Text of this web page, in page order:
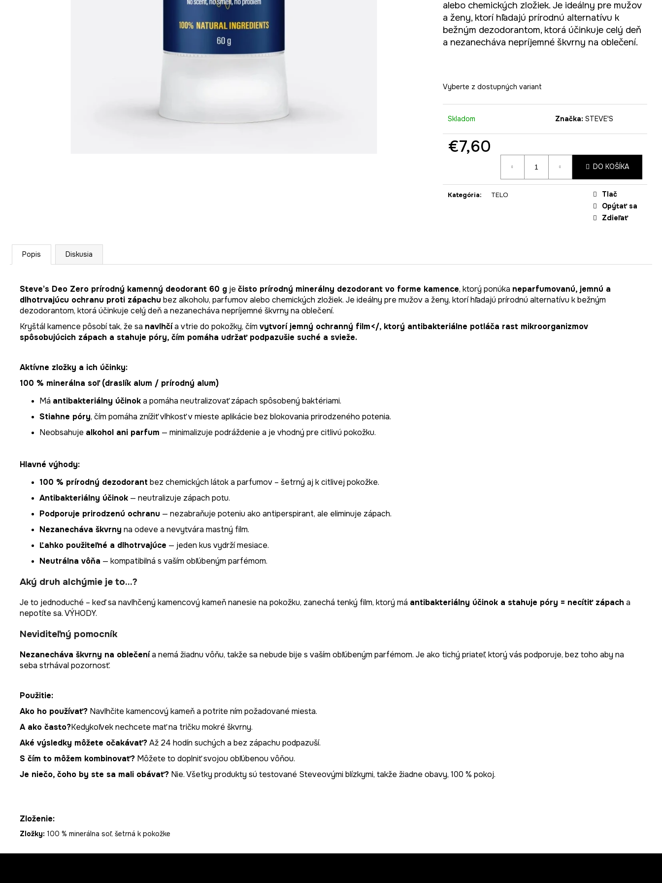
alebo chemických zložiek. Je ideálny pre mužov
a ženy, ktorí hľadajú prírodnú alternatívu k
bežným dezodorantom, ktorá účinkuje celý deň
a nezanecháva nepríjemné škvrny na oblečení.
Vyberte z dostupných variant
Skladom Značka: STEVE'S
€7,60
DO KOŠÍKA
Kategória: TELO
Tlač
Opýtať sa
Zdieľať
Popis Diskusia
Steve’s Deo Zero prírodný kamenný deodorant 60 g je čisto prírodný minerálny dezodorant vo forme kamence, ktorý ponúka neparfumovanú, jemnú a
dlhotrvajúcu ochranu proti zápachu bez alkoholu, parfumov alebo chemických zložiek. Je ideálny pre mužov a ženy, ktorí hľadajú prírodnú alternatívu k bežným
dezodorantom, ktorá účinkuje celý deň a nezanecháva nepríjemné škvrny na oblečení.
Kryštál kamence pôsobí tak, že sa navlhčía vtrie do pokožky, čím vytvorí jemný ochranný film</, ktorý antibakteriálne potláča rast mikroorganizmov
spôsobujúcich zápach a stahuje póry, čím pomáha udržať podpazušie suché a svieže.
Aktívne zložky a ich účinky:
100 % minerálna soľ (draslík alum / prírodný alum)
Má antibakteriálny účinoka pomáha neutralizovať zápach spôsobený baktériami.
Stiahne póry, čím pomáha znížiť vlhkosť v mieste aplikácie bez blokovania prirodzeného potenia.
Neobsahuje alkohol ani parfum — minimalizuje podráždenie a je vhodný pre citlivú pokožku.
Hlavné výhody:
100 % prírodný dezodorant bez chemických látok a parfumov – šetrný aj k citlivej pokožke.
Antibakteriálny účinok — neutralizuje zápach potu.
Podporuje prirodzenú ochranu — nezabraňuje poteniu ako antiperspirant, ale eliminuje zápach.
Nezanecháva škvrny na odeve a nevytvára mastný film.
Ľahko použiteľné a dlhotrvajúce — jeden kus vydrží mesiace.
Neutrálna vôňa — kompatibilná s vaším obľúbeným parfémom.
Aký druh alchýmie je to...?
Je to jednoduché – keď sa navlhčený kamencový kameň nanesie na pokožku, zanechá tenký film, ktorý má antibakteriálny účinok a stahuje póry = necítiť zápach a
nepotíte sa. VÝHODY.
Neviditeľný pomocník
Nezanecháva škvrny na oblečenía nemá žiadnu vôňu, takže sa nebude bije s vaším obľúbeným parfémom. Je ako tichý priateľ, ktorý vás podporuje, bez toho aby na
seba strhával pozornosť.
Použitie:
Ako ho používať? Navlhčite kamencový kameň a potrite ním požadované miesta.
A ako často?Kedykoľvek nechcete mať na tričku mokré škvrny.
Aké výsledky môžete očakávať?Až 24 hodín suchých a bez zápachu podpazuší.
S čím to môžem kombinovať? Môžete to doplniť svojou obľúbenou vôňou.
Je niečo, čoho by ste sa mali obávať? Nie. Všetky produkty sú testované Steveovými blízkymi, takže žiadne obavy, 100 % pokoj.
Zloženie:
Zložky: 100 % minerálna soľ, šetrná k pokožke